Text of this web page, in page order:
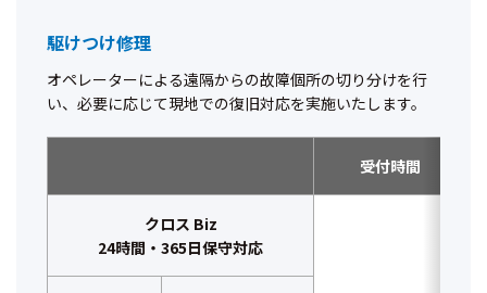
駆けつけ修理
オペレーターによる遠隔からの故障個所の切り分けを行
い、必要に応じて現地での復旧対応を実施いたします。
受付時間
クロス Biz
24時間 ・ 365日保守対応